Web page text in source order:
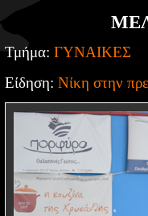
Τμήμα: ΓΥΝΑΙΚΕΣ
Είδηση: Νίκη στην